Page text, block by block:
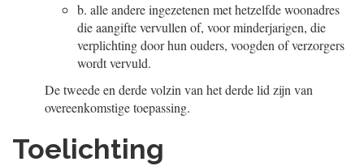
b. alle andere ingezetenen met hetzelfde woonadres
die aangifte vervullen of, voor minderjarigen, die
verplichting door hun ouders, voogden of verzorgers
wordt vervuld.
De tweede en derde volzin van het derde lid zijn van
overeenkomstige toepassing.
Toelichting